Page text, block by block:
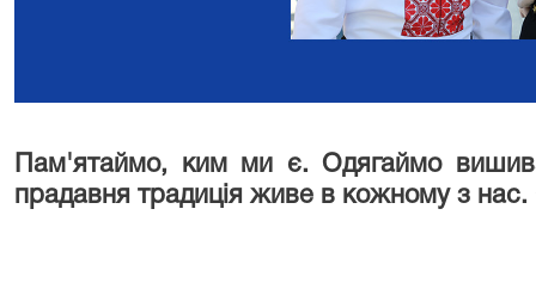
Пам'ятаймо, ким ми є. Одягаймо
прадавня традиція живе в кожному з нас.